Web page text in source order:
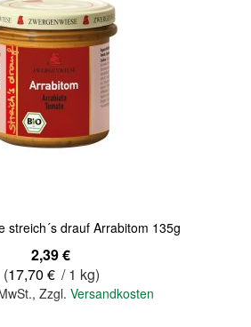
streich´s drauf Arrabitom 135g
2,39 €
(17,70 € / 1 kg)
, Zzgl. Versandkosten